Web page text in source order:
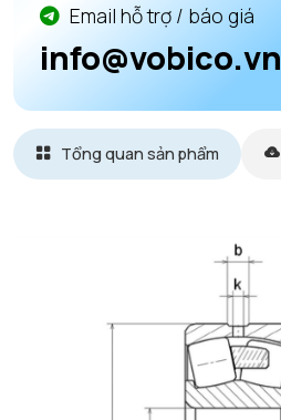
Email hỗ trợ / báo giá
info@vobico.vn
Tổng quan sản phẩm